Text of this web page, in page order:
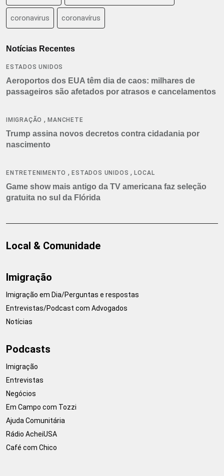
coronavirus coronavírus
Notícias Recentes
ESTADOS UNIDOS
Aeroportos dos EUA têm dia de caos: milhares de
passageiros são afetados por atrasos e cancelamentos
IMIGRAÇÃO ,MANCHETE
Trump assina novos decretos contra cidadania por
nascimento
ENTRETENIMENTO ,ESTADOS UNIDOS ,LOCAL
Game show mais antigo da TV americana faz seleção
gratuita no sul da Flórida
Local & Comunidade
Imigração
Imigração em Dia/Perguntas e respostas
Entrevistas/Podcast com Advogados
Notícias
Podcasts
Imigração
Entrevistas
Negócios
Em Campo com Tozzi
Ajuda Comunitária
Rádio AcheiUSA
Café com Chico